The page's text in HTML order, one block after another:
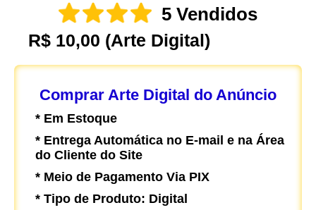
5 Vendidos
R$ 10,00 (Arte Digital)
Comprar Arte Digital do Anúncio
* Em Estoque
* Entrega Automática no E-mail e na Área
do Cliente do Site
* Meio de Pagamento Via PIX
* Tipo de Produto: Digital